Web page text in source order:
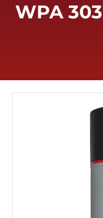
WPA